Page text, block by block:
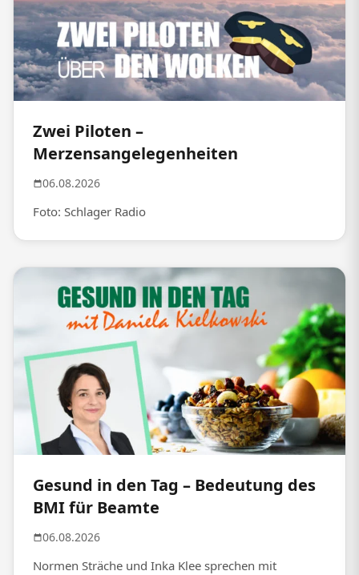
Zwei Piloten –
Merzensangelegenheiten
06.08.2026
Foto: Schlager Radio
Gesund in den Tag – Bedeutung des
BMI für Beamte
06.08.2026
Normen Sträche und Inka Klee sprechen mit